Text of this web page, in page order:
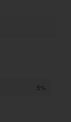
5%